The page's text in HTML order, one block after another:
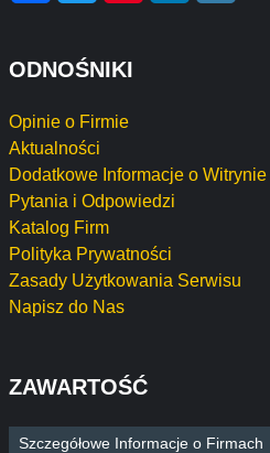
ODNOŚNIKI
Opinie o Firmie
Aktualności
Dodatkowe Informacje o Witrynie
Pytania i Odpowiedzi
Katalog Firm
Polityka Prywatności
Zasady Użytkowania Serwisu
Napisz do Nas
ZAWARTOŚĆ
Szczegółowe Informacje o Firmach